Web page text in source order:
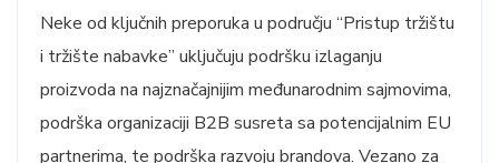
Neke od ključnih preporuka u području “Pristup tržištu
i tržište nabavke” uključuju podršku izlaganju
proizvoda na najznačajnijim međunarodnim sajmovima,
podrška organizaciji B2B susreta sa potencijalnim EU
partnerima, te podrška razvoju brandova. Vezano za